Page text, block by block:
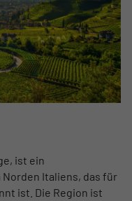
ist ein
Norden Italiens, das für
ist. Die Region ist